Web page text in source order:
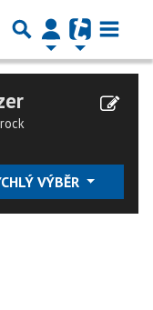
rock
VÝBĚR